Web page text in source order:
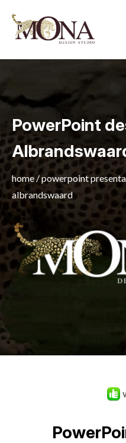
PowerPoint
home /powerpoint
albrandswaard